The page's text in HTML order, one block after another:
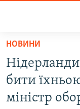
Перейти
основного
матеріалу
Перейти
до
ВОДА.КРИМ
ВІДЕО ТА ФОТО
НОВИНИ
бити
міністр